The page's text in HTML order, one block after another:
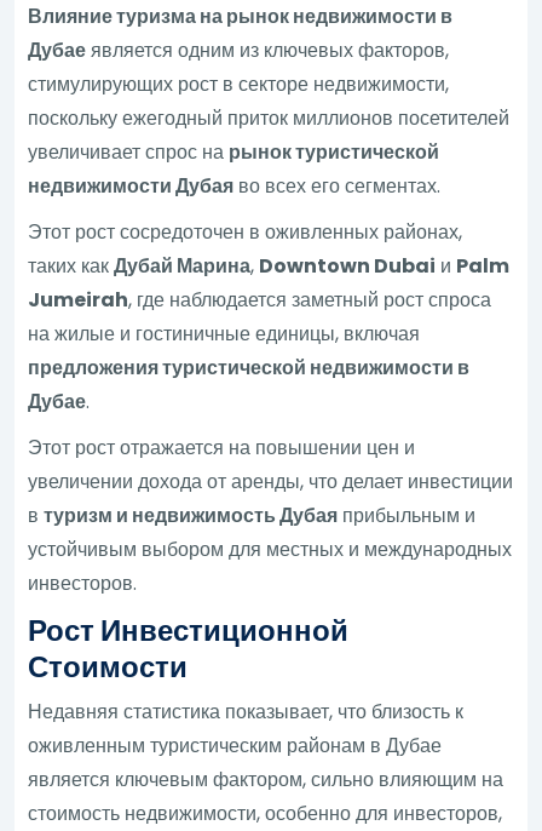
Влияние туризма на рынок недвижимости в
Дубаеявляется одним из ключевых факторов,
стимулирующих рост в секторе недвижимости,
поскольку ежегодный приток миллионов посетителей
увеличивает спрос на рынок туристической
недвижимости Дубая во всех его сегментах.
Этот рост сосредоточен в оживленных районах,
таких какДубай Марина, Downtown Dubai и Palm
Jumeirah, где наблюдается заметный рост спроса
на жилые и гостиничные единицы, включая
предложения туристической недвижимости в
Дубае.
Этот рост отражается на повышении цен и
увеличении дохода от аренды, что делает инвестиции
втуризм и недвижимость Дубая прибыльным и
устойчивым выбором для местных и международных
инвесторов.
Рост Инвестиционной
Стоимости
Недавняя статистика показывает, что близость к
оживленным туристическим районам в Дубае
является ключевым фактором, сильно влияющим на
стоимость недвижимости, особенно для инвесторов,